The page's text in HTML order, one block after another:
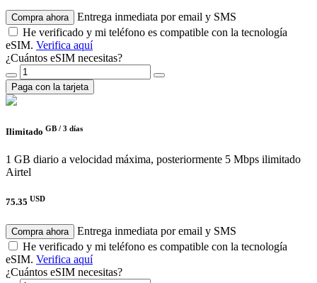
Compra ahora
Entrega inmediata por email y SMS
He verificado y mi teléfono es compatible con la tecnología
eSIM. Verifica aquí
¿Cuántos eSIM necesitas?
Paga con la tarjeta
Ilimitado GB / 3 días
1 GB diario a velocidad máxima, posteriormente 5 Mbps ilimitado
Airtel
75.35 USD
Compra ahora
Entrega inmediata por email y SMS
He verificado y mi teléfono es compatible con la tecnología
eSIM. Verifica aquí
¿Cuántos eSIM necesitas?